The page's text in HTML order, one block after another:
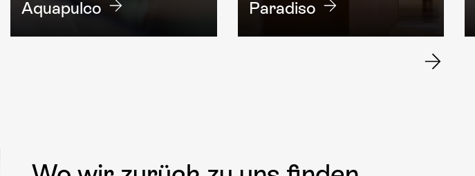
Aquapulco
Paradiso